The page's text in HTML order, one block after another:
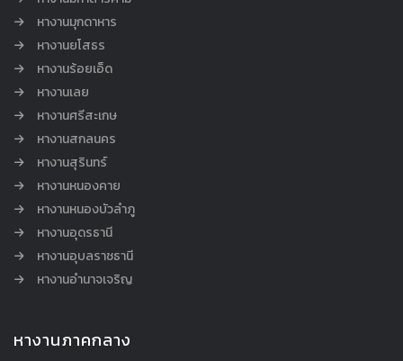
หางานมุกดาหาร
หางานยโสธร
หางานร้อยเอ็ด
หางานเลย
หางานศรีสะเกษ
หางานสกลนคร
หางานสุรินทร์
หางานหนองคาย
หางานหนองบัวลำภู
หางานอุดรธานี
หางานอุบลราชธานี
หางานอำนาจเจริญ
หางานภาคกลาง